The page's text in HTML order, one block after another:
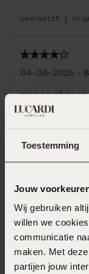
Toestemming
Jouw
Wij gebruiken
willen we
communicatie
maken. Met
partijen jouw
Übersetzt |
04-05-2026 -
meine
Das